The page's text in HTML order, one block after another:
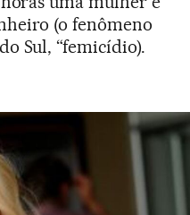
(o fenômeno
Sul, “femicídio).